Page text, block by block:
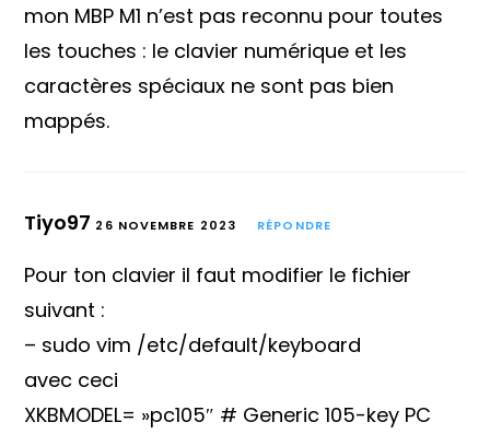
mon MBP M1 n’est pas reconnu pour toutes
les touches : le clavier numérique et les
caractères spéciaux ne sont pas bien
mappés.
Tiyo97 26 NOVEMBRE 2023 RÉPONDRE
Pour ton clavier il faut modifier le fichier
suivant :
– sudo vim /etc/default/keyboard
avec ceci
XKBMODEL= »pc105″ # Generic 105-key PC